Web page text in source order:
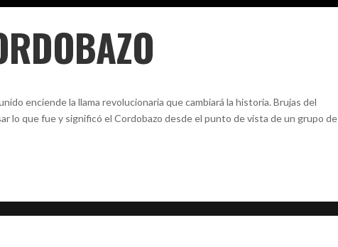
enciende la llama revolucionaria que cambiará la historia. Brujas del
lo que fue y significó el Cordobazo desde el punto de vista de un grupo de